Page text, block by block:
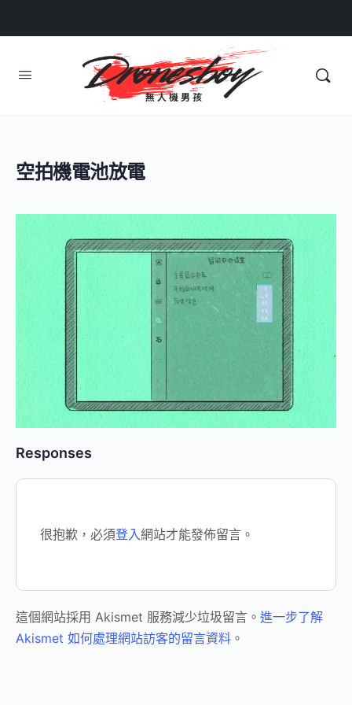
空拍機電池放電
Responses
很抱歉，必須登入網站才能發佈留言。
這個網站採用 Akismet 服務減少垃圾留言。 進一步了解
Akismet 如何處理網站訪客的留言資料 。